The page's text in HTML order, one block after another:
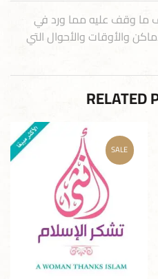
ما وقف عليه مما ورد في
والأوقات والأحوال التي
RELATED
SALE